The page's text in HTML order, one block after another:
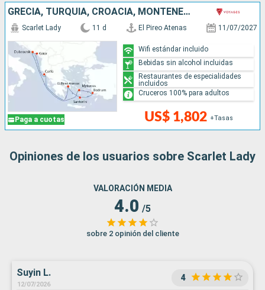
GRECIA, TURQUÍA, CROACIA, MONTENEGRO
Paga a cuotas
Scarlet Lady 11 d El Pireo Atenas 11/07/2027
US$ 1,802 +Tasas
Wifi estándar incluido
Bebidas sin alcohol incluidas
Restaurantes de especialidades
incluidos
Cruceros 100% para adultos
Opiniones de los usuarios sobre Scarlet Lady
VALORACIÓN MEDIA
4.0 /5
sobre 2 opinión del cliente
Suyin L.
12/07/2026
4